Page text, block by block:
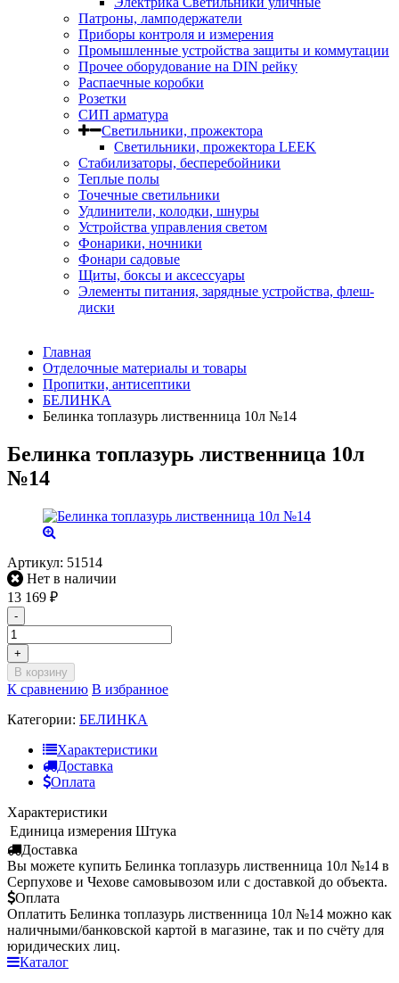
Патроны, ламподержатели
Приборы контроля и измерения
Промышленные устройства защиты и коммутации
Прочее оборудование на DIN рейку
Распаечные коробки
Розетки
СИП арматура
Светильники, прожектора
Светильники, прожектора LEEK
Стабилизаторы, бесперебойники
Теплые полы
Точечные светильники
Удлинители, колодки, шнуры
Устройства управления светом
Фонарики, ночники
Фонари садовые
Щиты, боксы и аксессуары
Элементы питания, зарядные устройства, флеш-
диски
Главная
Отделочные материалы и товары
Пропитки, антисептики
БЕЛИНКА
Белинка топлазурь лиственница 10л №14
Белинка топлазурь лиственница 10л
№14
Артикул: 51514
Нет в наличии
13 169 ₽
-
+
В корзину
К сравнению В избранное
Категории: БЕЛИНКА
Характеристики
Доставка
Оплата
Характеристики
Единица измерения Штука
Доставка
Вы можете купить Белинка топлазурь лиственница 10л №14 в
Серпухове и Чехове самовывозом или с доставкой до объекта.
Оплата
Оплатить Белинка топлазурь лиственница 10л №14 можно как
наличными/банковской картой в магазине, так и по счёту для
юридических лиц.
Каталог